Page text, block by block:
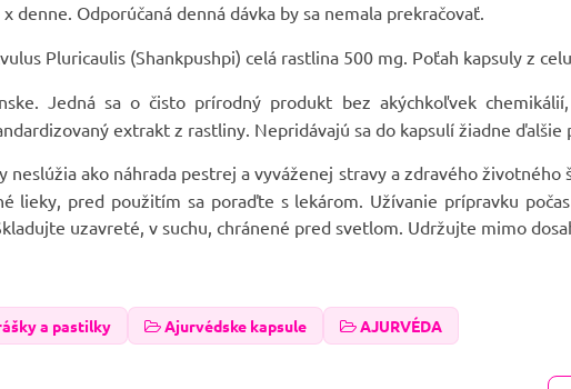
x denne. Odporúčaná denná dávka by sa nemala prekračovať.
Pluricaulis (Shankpushpi) celá rastlina 500 mg. Poťah kapsuly z
Jedná sa o čisto prírodný produkt bez akýchkoľvek
extrakt z rastliny. Nepridávajú sa do kapsulí žiadne ďalšie
neslúžia ako náhrada pestrej a vyváženej stravy a zdravého
lieky, pred použitím sa poraďte s lekárom. Užívanie prípravku
uzavreté, v suchu, chránené pred svetlom. Udržujte mimo
a pastilky Ajurvédske kapsule AJURVÉDA